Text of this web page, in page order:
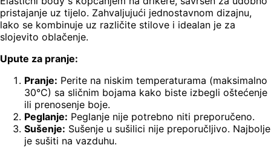
pristajanje uz tijelo. Zahvaljujući jednostavnom dizajnu,
lako se kombinuje uz različite stilove i idealan je za
slojevito oblačenje.
Upute za pranje:
Pranje: Perite na niskim temperaturama (maksimalno
30°C) sa sličnim bojama kako biste izbegli oštećenje
ili prenosenje boje.
Peglanje: Peglanje nije potrebno niti preporučeno.
Sušenje: Sušenje u sušilici nije preporučljivo. Najbolje
je sušiti na vazduhu.